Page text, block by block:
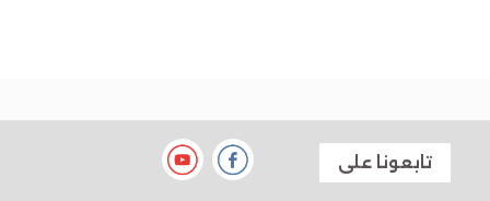
أمادي ولد الطالب
أمحمد محمد لوليد
تابعونا على